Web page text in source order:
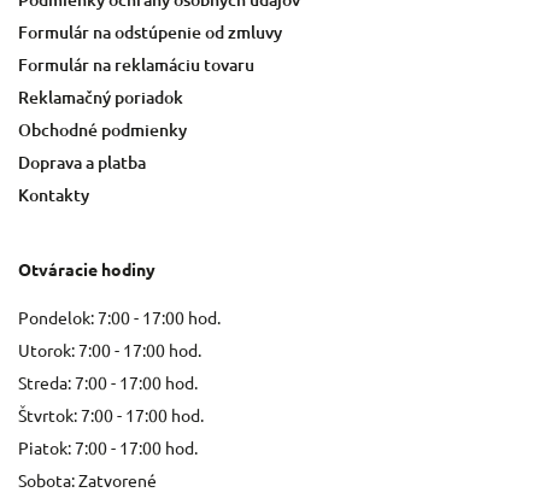
Formulár na odstúpenie od zmluvy
Formulár na reklamáciu tovaru
Reklamačný poriadok
Obchodné podmienky
Doprava a platba
Kontakty
Otváracie hodiny
Pondelok: 7:00 - 17:00 hod.
Utorok: 7:00 - 17:00 hod.
Streda: 7:00 - 17:00 hod.
Štvrtok: 7:00 - 17:00 hod.
Piatok: 7:00 - 17:00 hod.
Sobota: Zatvorené